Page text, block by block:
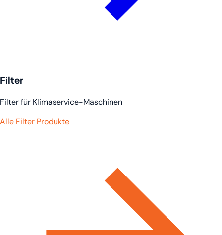
Filter
Filter für Klimaservice-Maschinen
Alle Filter Produkte